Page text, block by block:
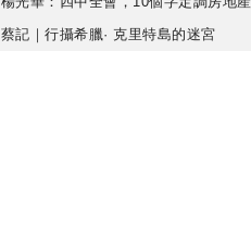
蔡記｜行攝希臘· 克里特島的迷宮